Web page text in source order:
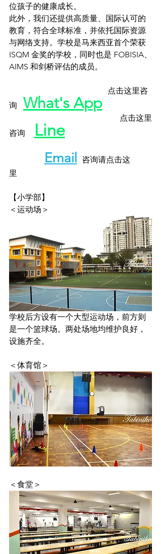
位孩子的健康成长。
此外，我们还提供高质量、国际认可的
教育，符合全球标准，并依托国际资源
与网络支持。学校是马来西亚首个荣获
ISQM 金奖的学校，同时也是 FOBISIA、
AIMS 和剑桥评估的成员。
点击这里咨
询
What's App
点击这里
咨询
Line
Email
咨询请点击这
里
【小学部】
＜运动场＞
学校后方设有一个大型运动场，前方则
是一个篮球场。两处场地均维护良好，
设施齐全。
＜体育馆＞
＜食堂＞